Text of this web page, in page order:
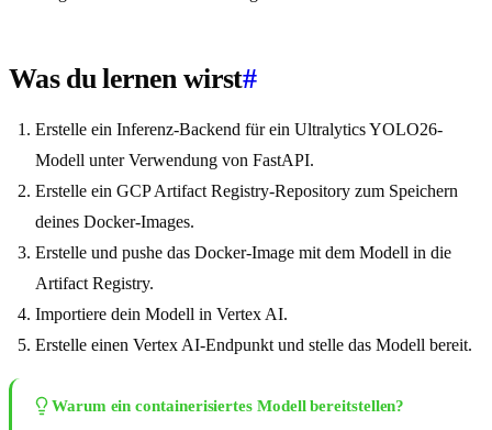
Was du lernen wirst#
Erstelle ein Inferenz-Backend für ein Ultralytics YOLO26-
Modell unter Verwendung von FastAPI.
Erstelle ein GCP Artifact Registry-Repository zum Speichern
deines Docker-Images.
Erstelle und pushe das Docker-Image mit dem Modell in die
Artifact Registry.
Importiere dein Modell in Vertex AI.
Erstelle einen Vertex AI-Endpunkt und stelle das Modell bereit.
Warum ein containerisiertes Modell bereitstellen?